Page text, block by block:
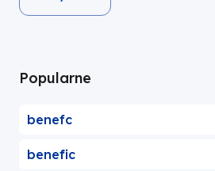
Popularne
benefc
benefic